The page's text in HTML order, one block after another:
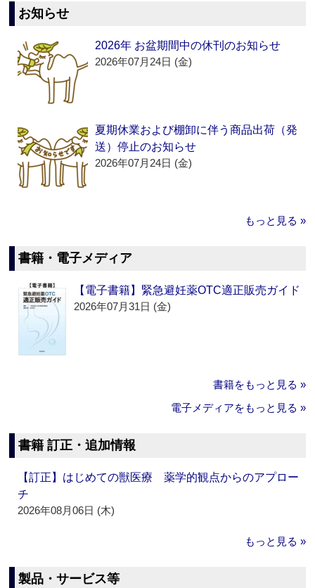
お知らせ
2026年 お盆期間中の休刊のお知らせ
2026年07月24日 (金)
夏期休業および棚卸に伴う商品出荷（発
送）停止のお知らせ
2026年07月24日 (金)
もっと見る »
書籍・電子メディア
【電子書籍】緊急避妊薬OTC適正販売ガイド
2026年07月31日 (金)
書籍をもっと見る »
電子メディアをもっと見る »
書籍 訂正・追加情報
【訂正】はじめての獣医療 薬学的観点からのアプロー
チ
2026年08月06日 (木)
もっと見る »
製品・サービス等